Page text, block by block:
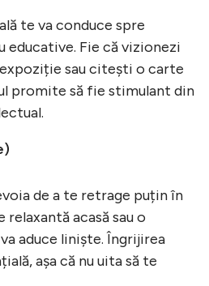
te va conduce spre
educative. Fie că vizionezi
sau citești o carte
promite să fie stimulant din
de a te retrage puțin în
acasă sau o
aduce liniște. Îngrijirea
așa că nu uita să te